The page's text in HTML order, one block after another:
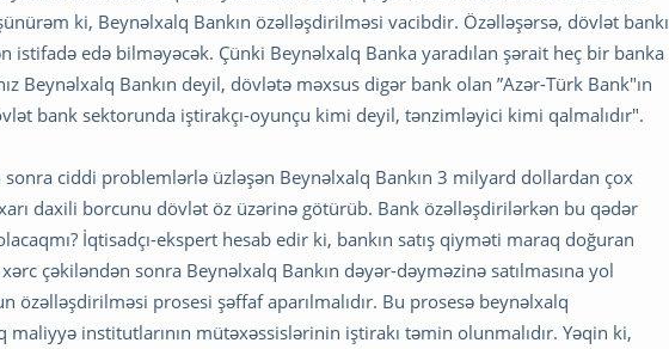
ki, Beynəlxalq Bankın özəlləşdirilməsi vacibdir. Özəlləşərsə, dövlət bankı
istifadə edə bilməyəcək. Çünki Beynəlxalq Banka yaradılan şərait heç bir banka
Beynəlxalq Bankın deyil, dövlətə məxsus digər bank olan ”Azər-Türk Bank"ın
bank sektorunda iştirakçı-oyunçu kimi deyil, tənzimləyici kimi qalmalıdır".
sonra ciddi problemlərlə üzləşən Beynəlxalq Bankın 3 milyard dollardan çox
daxili borcunu dövlət öz üzərinə götürüb. Bank özəlləşdirilərkən bu qədər
İqtisadçı-ekspert hesab edir ki, bankın satış qiyməti maraq doğuran
çəkiləndən sonra Beynəlxalq Bankın dəyər-dəyməzinə satılmasına yol
özəlləşdirilməsi prosesi şəffaf aparılmalıdır. Bu prosesə beynəlxalq
institutlarının mütəxəssislərinin iştirakı təmin olunmalıdır. Yəqin ki,